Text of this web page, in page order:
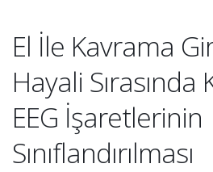
El İle Kavrama
Hayali
EEG İşaretlerinin
Sınıflandırılması